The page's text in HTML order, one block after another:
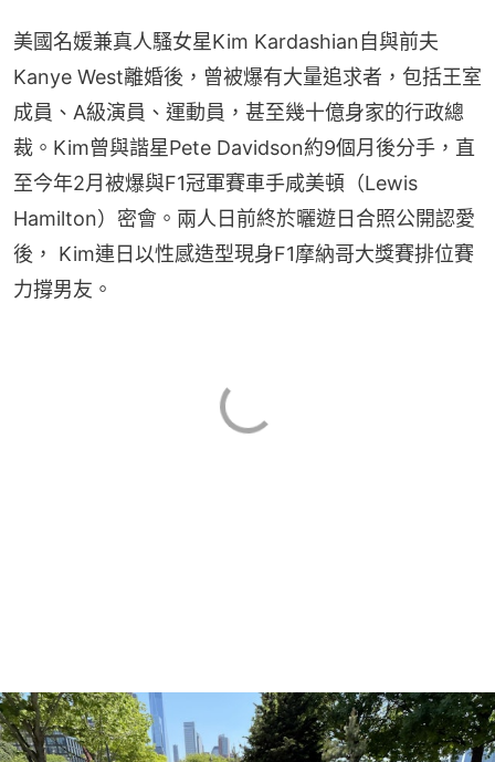
美國名媛兼真人騷女星Kim Kardashian自與前夫
Kanye West離婚後，曾被爆有大量追求者，包括王室
成員、A級演員、運動員，甚至幾十億身家的行政總
裁。Kim曾與諧星Pete Davidson約9個月後分手，直
至今年2月被爆與F1冠軍賽車手咸美頓（Lewis
Hamilton）密會。兩人日前終於曬遊日合照公開認愛
後， Kim連日以性感造型現身F1摩納哥大獎賽排位賽
力撐男友。